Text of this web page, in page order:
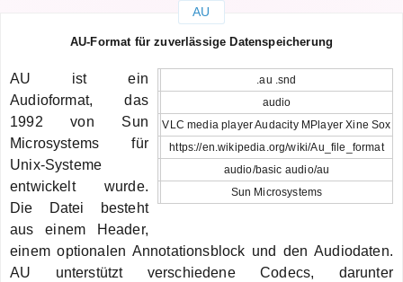
AU
AU-Format für zuverlässige Datenspeicherung
.au .snd
audio
VLC media player Audacity MPlayer Xine Sox
https://en.wikipedia.org/wiki/Au_file_format
audio/basic audio/au
Sun Microsystems
AU ist ein
Audioformat, das
1992 von Sun
Microsystems für
Unix-Systeme
entwickelt wurde.
Die Datei besteht
aus einem Header,
einem optionalen Annotationsblock und den Audiodaten.
AU unterstützt verschiedene Codecs, darunter